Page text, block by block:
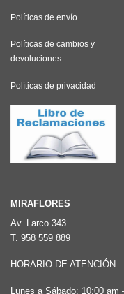
pueden
en
la
página
de
producto
Políticas de envío
Políticas de cambios y
devoluciones
Políticas de privacidad
MIRAFLORES
Av. Larco 343
T. 958 559 889
HORARIO DE ATENCIÓN:
Lunes a Sábado: 10:00 am